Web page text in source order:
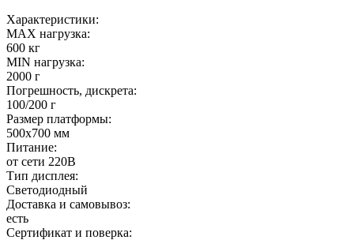
Характеристики:
MAX нагрузка:
600 кг
MIN нагрузка:
2000 г
Погрешность, дискрета:
100/200 г
Размер платформы:
500х700 мм
Питание:
от сети 220В
Тип дисплея:
Светодиодный
Доставка и самовывоз:
есть
Сертификат и поверка: